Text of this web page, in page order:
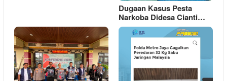
Dugaan Kasus Pesta
Narkoba Didesa Cianti…